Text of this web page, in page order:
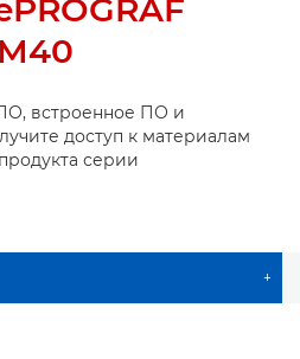
встроенное ПО и
доступ к материалам
серии
+